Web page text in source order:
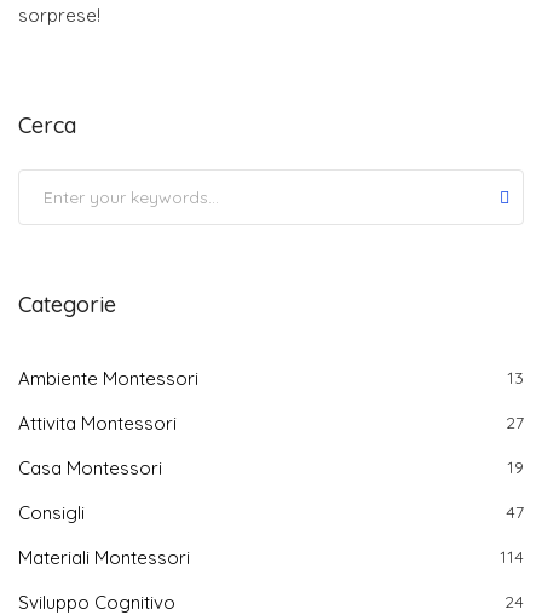
sorprese!
Cerca
Categorie
Ambiente Montessori 13
Attivita Montessori 27
Casa Montessori 19
Consigli 47
Materiali Montessori 114
Sviluppo Cognitivo 24